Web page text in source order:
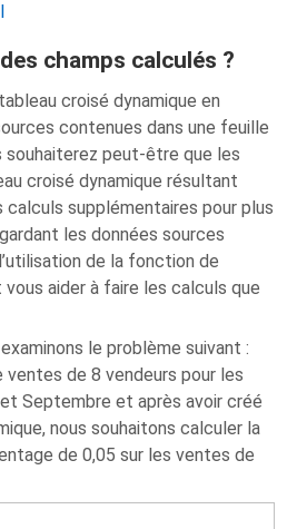
champs calculés ?
croisé dynamique en
contenues dans une feuille
souhaiterez peut-être que les
croisé dynamique résultant
supplémentaires pour plus
les données sources
de la fonction de
aider à faire les calculs que
le problème suivant :
ventes de 8 vendeurs pour les
Septembre et après avoir créé
nous souhaitons calculer la
de 0,05 sur les ventes de